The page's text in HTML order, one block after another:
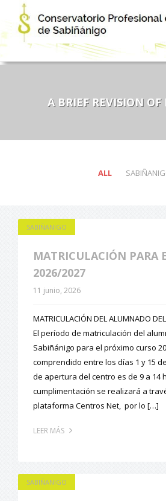
A BRIEF REVISION
ALL
SABIÑANIGO
MATRICULACIÓN PARA
2026/2027
11 junio, 2026
MATRICULACIÓN DEL ALUMNADO
El período de matriculación del
Sabiñánigo para el próximo curso
comprendido entre los días 1 y 15
de apertura del centro es de 9 a 14
cumplimentación se realizará a
plataforma Centros Net, por lo […]
LEER MÁS
SABIÑANIGO